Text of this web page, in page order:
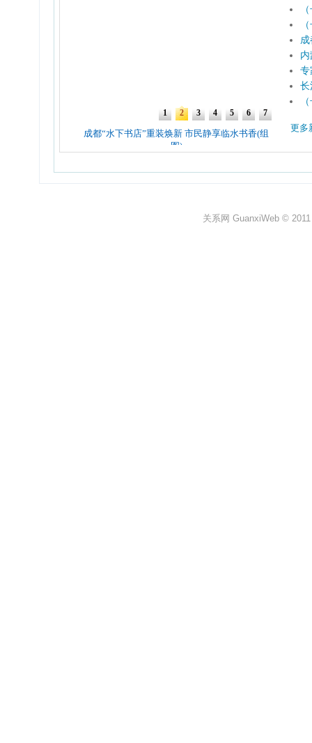
专
长
更多
关系网 GuanxiWeb ©